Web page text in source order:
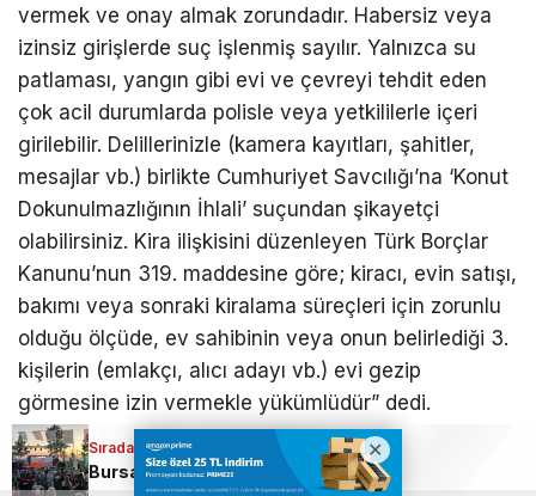
vermek ve onay almak zorundadır. Habersiz veya
izinsiz girişlerde suç işlenmiş sayılır. Yalnızca su
patlaması, yangın gibi evi ve çevreyi tehdit eden
çok acil durumlarda polisle veya yetkililerle içeri
girilebilir. Delillerinizle (kamera kayıtları, şahitler,
mesajlar vb.) birlikte Cumhuriyet Savcılığı’na ‘Konut
Dokunulmazlığının İhlali’ suçundan şikayetçi
olabilirsiniz. Kira ilişkisini düzenleyen Türk Borçlar
Kanunu’nun 319. maddesine göre; kiracı, evin satışı,
bakımı veya sonraki kiralama süreçleri için zorunlu
olduğu ölçüde, ev sahibinin veya onun belirlediği 3.
kişilerin (emlakçı, alıcı adayı vb.) evi gezip
görmesine izin vermekle yükümlüdür” dedi.
Sıradaki Haber
Bursa’nın tarihi ilçesinde fetih coşkusu